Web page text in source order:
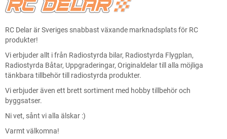
RC Delar är Sveriges snabbast växande marknadsplats för RC
produkter!
Vi erbjuder allt i från Radiostyrda bilar, Radiostyrda Flygplan,
Radiostyrda Båtar, Uppgraderingar, Originaldelar till alla möjliga
tänkbara tillbehör till radiostyrda produkter.
Vi erbjuder även ett brett sortiment med hobby tillbehör och
byggsatser.
Ni vet, sånt vi alla älskar :)
Varmt välkomna!